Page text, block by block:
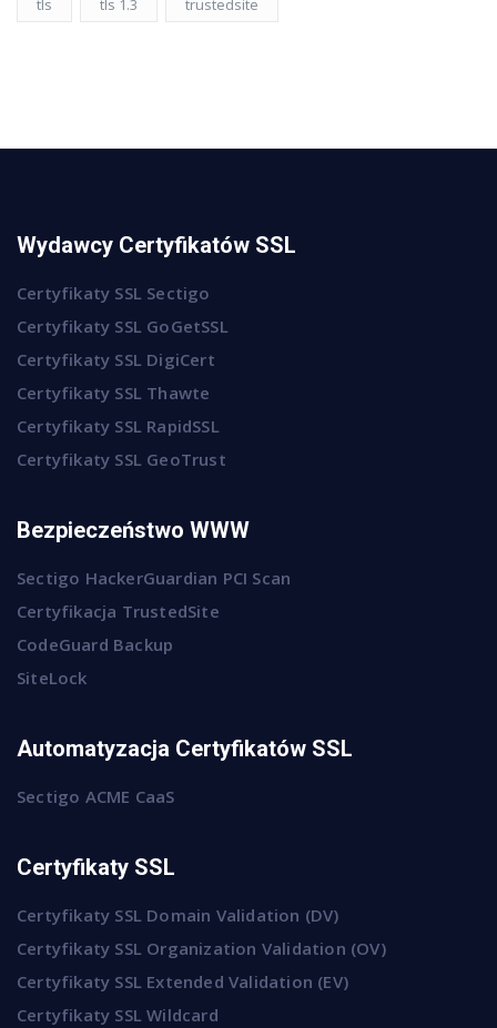
tls tls 1.3 trustedsite
Wydawcy Certyfikatów SSL
Certyfikaty SSL Sectigo
Certyfikaty SSL GoGetSSL
Certyfikaty SSL DigiCert
Certyfikaty SSL Thawte
Certyfikaty SSL RapidSSL
Certyfikaty SSL GeoTrust
Bezpieczeństwo WWW
Sectigo HackerGuardian PCI Scan
Certyfikacja TrustedSite
CodeGuard Backup
SiteLock
Automatyzacja Certyfikatów SSL
Sectigo ACME CaaS
Certyfikaty SSL
Certyfikaty SSL Domain Validation (DV)
Certyfikaty SSL Organization Validation (OV)
Certyfikaty SSL Extended Validation (EV)
Certyfikaty SSL Wildcard